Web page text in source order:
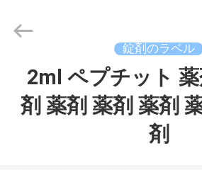
2017
(Xiamen)
Industry
Rights
錠剤のラベル
2ml ペプチット
剤 薬剤 薬剤 薬剤
剤